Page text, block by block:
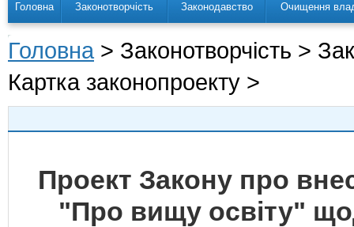
Головна Законотворчість Законодавство Очищення
Головна > Законотворчість >
Картка законопроекту >
Проект Закону про
"Про вищу освіту"